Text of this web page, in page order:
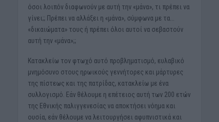
όσοι λοιπόν διαφωνούν με αυτή την «μάνα», τι πρέπει να
γίνει;; Πρέπει να αλλάξει η «μάνα», σύμφωνα με τα…
«δικαιώματα» τους ή πρέπει όλοι αυτοί να σεβαστούν
αυτή την «μάνα»;;
Κατακλείω τον φτωχό αυτό προβληματισμό, ευλαβικό
μνημόσυνο στους ηρωικούς γεννήτορες και μάρτυρες
της πίστεως και της πατρίδας, κατακλείω με ένα
συλλογισμό. Εάν θέλουμε η επέτειος αυτή των 200 ετών
της Εθνικής παλιγγενεσίας να αποκτήσει νόημα και
ουσία, εάν θέλουμε να λειτουργήσει αφυπνιστικά και